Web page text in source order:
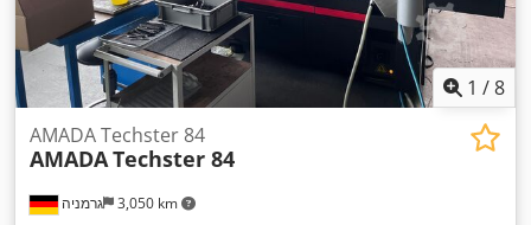
1 /8
גרמניה 3,050 km
AMADA Techster 84
AMADATechster 84